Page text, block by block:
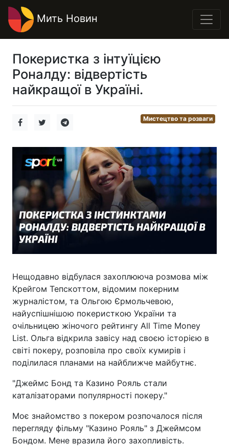
Мить Новин
Покеристка з інтуїцією
Роналду: відвертість
найкращої в Україні.
Мистецтво та розваги
Нещодавно відбулася захоплююча розмова між
Крейгом Тепскоттом, відомим покерним
журналістом, та Ольгою Єрмольчевою,
найуспішнішою покеристкою України та
очільницею жіночого рейтингу All Time Money
List. Ольга відкрила завісу над своєю історією в
світі покеру, розповіла про своїх кумирів і
поділилася планами на найближче майбутнє.
"Джеймс Бонд та Казино Рояль стали
каталізаторами популярності покеру."
Моє знайомство з покером розпочалося після
перегляду фільму "Казино Рояль" з Джеймсом
Бондом. Мене вразила його захопливість.